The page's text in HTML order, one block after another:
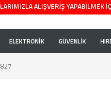
ALIŞVERİŞ YAPABİLMEK
ELEKTRONİK GÜVENLİK